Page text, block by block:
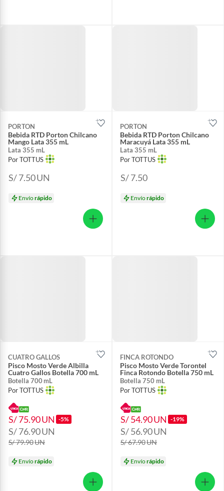
PORTON
Bebida RTD Porton Chilcano
Mango Lata 355 mL
Lata 355 mL
Por TOTTUS
S/ 7.50UN
Envíorápido
PORTON
Bebida RTD Porton Chilcano
Maracuyá Lata 355 mL
Lata 355 mL
Por TOTTUS
S/ 7.50
Envíorápido
CUATRO GALLOS
Pisco Mosto Verde Albilla
Cuatro Gallos Botella 700 mL
Botella 700 mL
Por TOTTUS
S/ 75.90UN -5%
S/ 76.90UN
S/ 79.90UN
Envíorápido
FINCA ROTONDO
Pisco Mosto Verde Torontel
Finca Rotondo Botella 750 mL
Botella 750 mL
Por TOTTUS
S/ 54.90UN -19%
S/ 56.90UN
S/ 67.90UN
Envíorápido